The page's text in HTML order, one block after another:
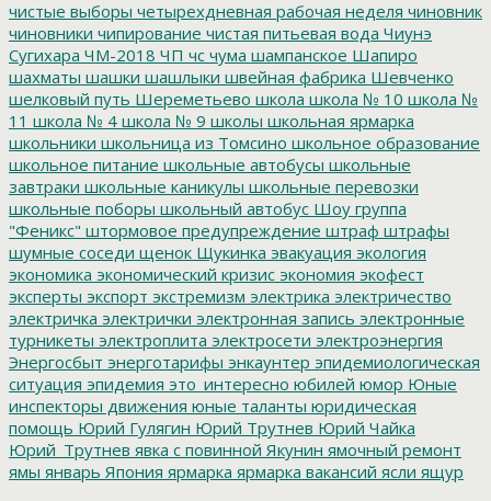
чистые выборы четырехдневная рабочая неделя чиновник
чиновники чипирование чистая питьевая вода Чиунэ
Сугихара ЧМ-2018 ЧП чс чума шампанское Шапиро
шахматы шашки шашлыки швейная фабрика Шевченко
шелковый путь Шереметьево школа школа № 10 школа №
11 школа № 4 школа № 9 школы школьная ярмарка
школьники школьница из Томсино школьное образование
школьное питание школьные автобусы школьные
завтраки школьные каникулы школьные перевозки
школьные поборы школьный автобус Шоу группа
"Феникс" штормовое предупреждение штраф штрафы
шумные соседи щенок Щукинка эвакуация экология
экономика экономический кризис экономия экофест
эксперты экспорт экстремизм электрика электричество
электричка электрички электронная запись электронные
турникеты электроплита электросети электроэнергия
Энергосбыт энерготарифы энкаунтер эпидемиологическая
ситуация эпидемия это_интересно юбилей юмор Юные
инспекторы движения юные таланты юридическая
помощь Юрий Гулягин Юрий Трутнев Юрий Чайка
Юрий_Трутнев явка с повинной Якунин ямочный ремонт
ямы январь Япония ярмарка ярмарка вакансий ясли ящур